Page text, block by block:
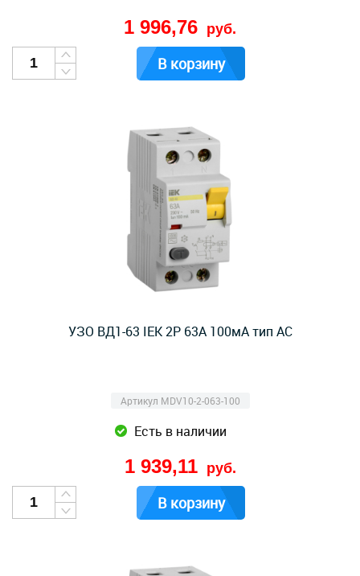
1 996,76 руб.
В корзину
УЗО ВД1-63 IEK 2Р 63А 100мА тип AC
Артикул MDV10-2-063-100
Есть в наличии
1 939,11 руб.
В корзину